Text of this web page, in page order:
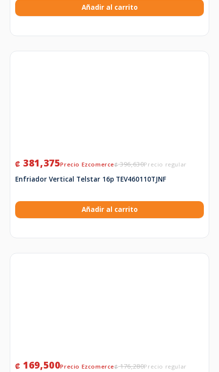
Añadir al carrito
₡396,630
₡ 381,375
Enfriador Vertical Telstar 16p TEV460110TJNF
Añadir al carrito
₡176,280
₡ 169,500